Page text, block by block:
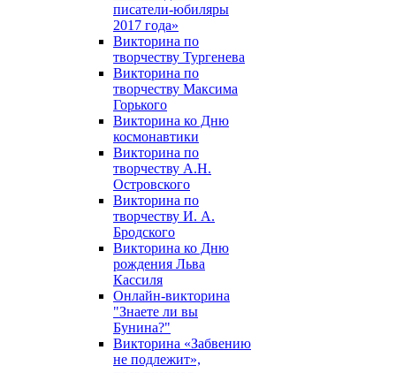
писатели-юбиляры
2017 года»
Викторина по
творчеству Тургенева
Викторина по
творчеству Максима
Горького
Викторина ко Дню
космонавтики
Викторина по
творчеству А.Н.
Островского
Викторина по
творчеству И. А.
Бродского
Викторина ко Дню
рождения Льва
Кассиля
Онлайн-викторина
"Знаете ли вы
Бунина?"
Викторина «Забвению
не подлежит»,